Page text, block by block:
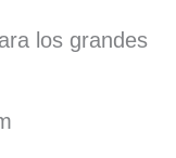
los grandes